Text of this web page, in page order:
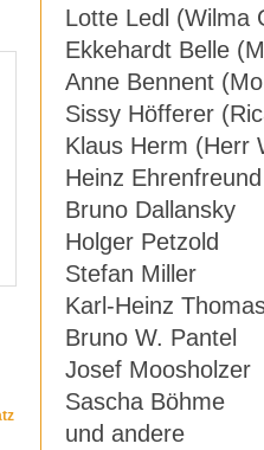
Lotte Ledl (Wilma
Ekkehardt Belle
Anne Bennent
Sissy Höfferer
Klaus Herm (Herr
Heinz
Bruno Dallansky
Holger Petzold
Stefan Miller
Karl-Heinz
Bruno W. Pantel
Josef Moosholzer
Sascha Böhme
und andere